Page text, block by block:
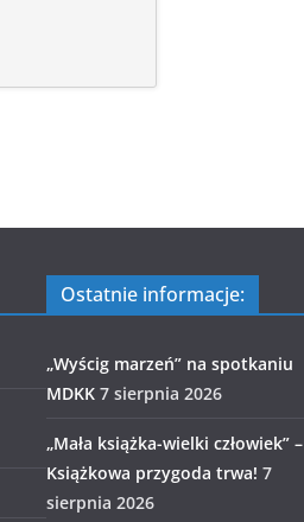
Ostatnie informacje:
„Wyścig marzeń” na spotkaniu
MDKK 7 sierpnia 2026
„Mała książka-wielki człowiek” –
Książkowa przygoda trwa! 7
sierpnia 2026